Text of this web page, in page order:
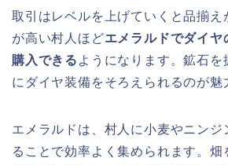
取引はレベルを上げていくと品揃え
が高い村人ほどエメラルドでダイヤ
購入できる ようになります。鉱石を
にダイヤ装備をそろえられるのが魅
エメラルドは、村人に小麦やニンジ
ることで効率よく集められます。畑